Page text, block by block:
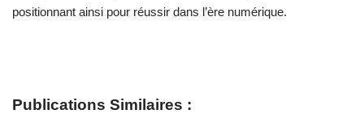
positionnant ainsi pour réussir dans l’ère numérique.
Publications Similaires :